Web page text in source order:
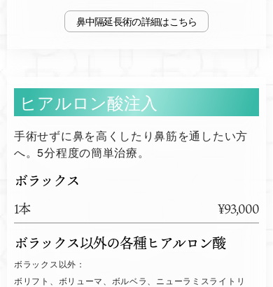
鼻中隔延長術
ヒアルロン酸注入
手術せずに鼻を高くしたり鼻筋を通したい方
へ。5分程度の簡単治療。
ボラックス
1本 ¥93,000
ボラックス以外の各種ヒアルロン酸
ボラックス以外：
ボリフト、ボリューマ、ボルベラ、ニューラミスライトリ